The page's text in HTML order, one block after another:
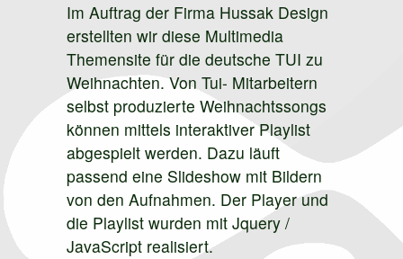
Im Auftrag der Firma Hussak Design
erstellten wir diese Multimedia
Themensite für die deutsche TUI zu
Weihnachten. Von Tui- Mitarbeitern
selbst produzierte Weihnachtssongs
können mittels interaktiver Playlist
abgespielt werden. Dazu läuft
passend eine Slideshow mit Bildern
von den Aufnahmen. Der Player und
die Playlist wurden mit Jquery /
JavaScript realisiert.